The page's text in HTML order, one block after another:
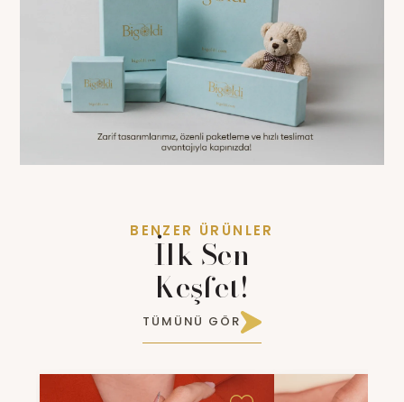
BENZER ÜRÜNLER
İlk Sen
Keşfet!
TÜMÜNÜ GÖR